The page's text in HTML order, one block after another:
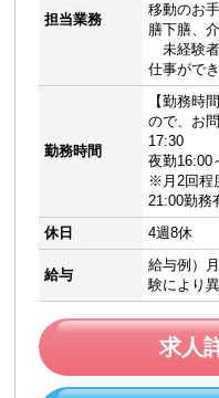
担当業務
移動のお
膳下膳、
未経験
仕事ができ
勤務時間
【勤務時
ので、お
17:30
夜勤
※月2回程
21:00勤務
休日
4週8休
給与
給与例）
験により
求人